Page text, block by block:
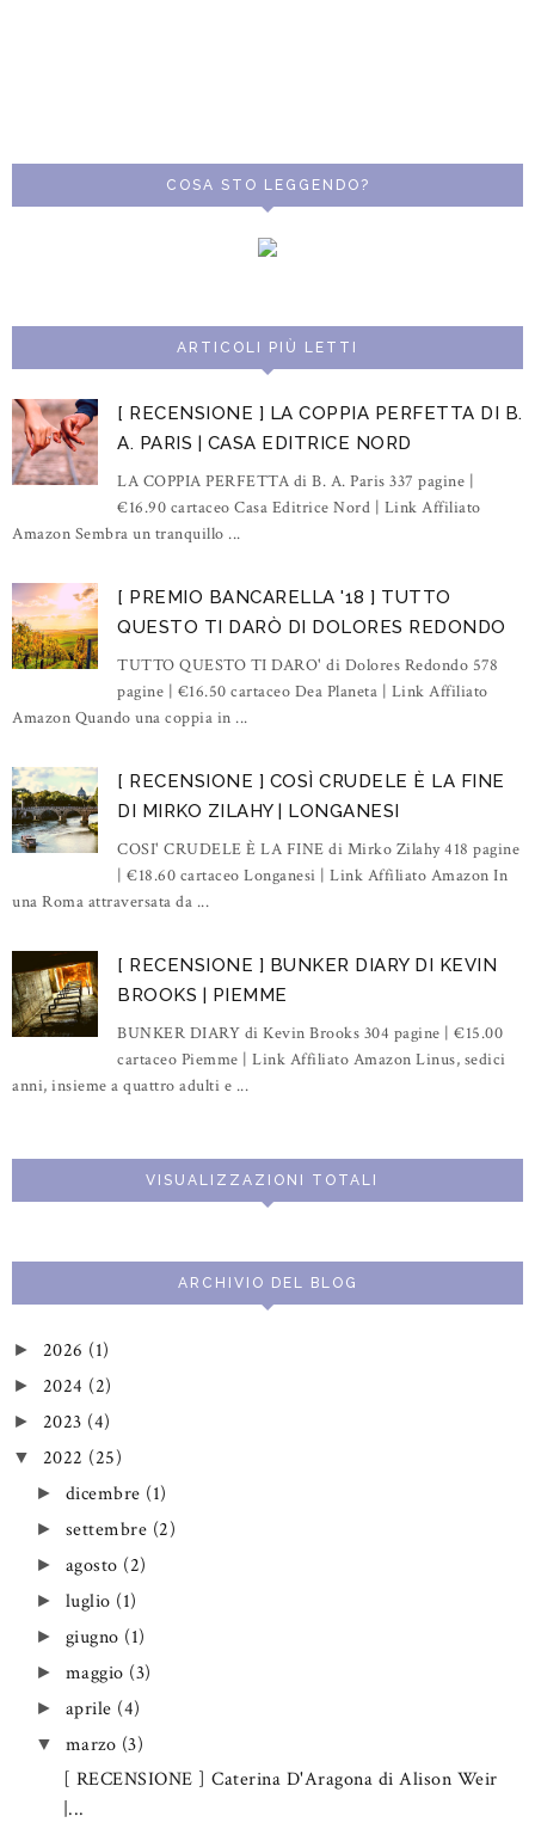
COSA STO LEGGENDO?
ARTICOLI PIÙ LETTI
[ RECENSIONE ] LA COPPIA PERFETTA DI B.
A. PARIS | CASA EDITRICE NORD
LA COPPIA PERFETTA di B. A. Paris 337 pagine |
€16.90 cartaceo Casa Editrice Nord | Link Affiliato
Amazon Sembra un tranquillo ...
[ PREMIO BANCARELLA '18 ] TUTTO
QUESTO TI DARÒ DI DOLORES REDONDO
TUTTO QUESTO TI DARO' di Dolores Redondo 578
pagine | €16.50 cartaceo Dea Planeta | Link Affiliato
Amazon Quando una coppia in ...
[ RECENSIONE ] COSÌ CRUDELE È LA FINE
DI MIRKO ZILAHY | LONGANESI
COSI' CRUDELE È LA FINE di Mirko Zilahy 418 pagine
| €18.60 cartaceo Longanesi | Link Affiliato Amazon In
una Roma attraversata da ...
[ RECENSIONE ] BUNKER DIARY DI KEVIN
BROOKS | PIEMME
BUNKER DIARY di Kevin Brooks 304 pagine | €15.00
cartaceo Piemme | Link Affiliato Amazon Linus, sedici
anni, insieme a quattro adulti e ...
VISUALIZZAZIONI TOTALI
ARCHIVIO DEL BLOG
► 2026 (1)
► 2024 (2)
► 2023 (4)
▼ 2022 (25)
► dicembre (1)
► settembre (2)
► agosto (2)
► luglio (1)
► giugno (1)
► maggio (3)
► aprile (4)
▼ marzo (3)
[ RECENSIONE ] Caterina D'Aragona di Alison Weir
|...